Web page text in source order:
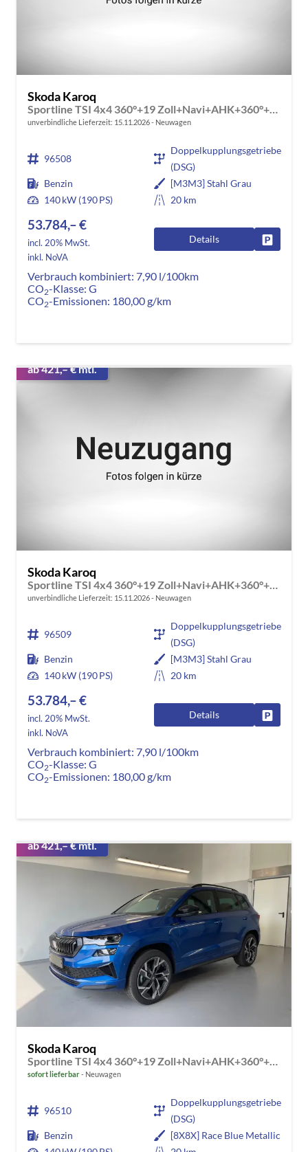
Skoda Karoq
unverbindliche Lieferzeit: 15.11.2026 Neuwagen
96508
Doppelkupplungsgetriebe
(DSG)
Benzin
[M3M3] Stahl Grau
140 kW (190 PS)
20 km
53.784,– €
incl. 20% MwSt.
inkl. NoVA
Details
Verbrauch kombiniert: 7,90 l/100km
CO2-Klasse: G
CO2-Emissionen: 180,00 g/km
ab 421,– € mtl.
Skoda Karoq
Sportline TSI 4x4 360°+19 Zoll+Navi+AHK+360°+ACC+Frontscheibe beheizbar+Travel Assist
unverbindliche Lieferzeit: 15.11.2026 Neuwagen
96509
Doppelkupplungsgetriebe
(DSG)
Benzin
[M3M3] Stahl Grau
140 kW (190 PS)
20 km
53.784,– €
incl. 20% MwSt.
inkl. NoVA
Details
Verbrauch kombiniert: 7,90 l/100km
CO2-Klasse: G
CO2-Emissionen: 180,00 g/km
ab 421,– € mtl.
Skoda Karoq
Sportline TSI 4x4 360°+19 Zoll+Navi+AHK+360°+ACC+Frontscheibe beheizbar+Travel Assist
sofort lieferbar Neuwagen
96510
Doppelkupplungsgetriebe
(DSG)
Benzin
[8X8X] Race Blue Metallic